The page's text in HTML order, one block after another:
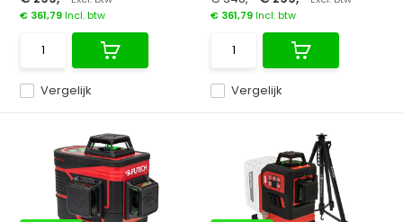
Vergelijk
€ 361,79Incl. btw
Vergelijk
€ 361,79Incl. btw